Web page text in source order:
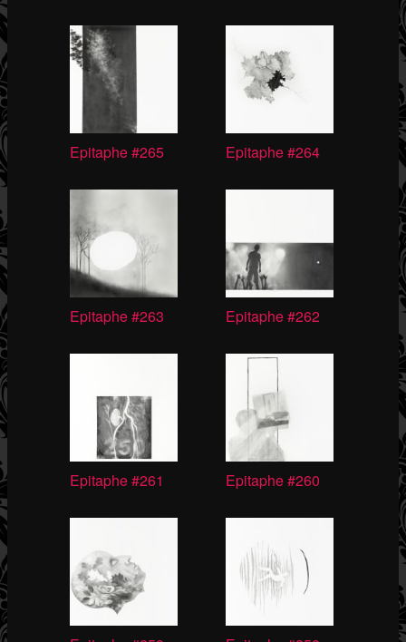
Epitaphe #265 Epitaphe #264
Epitaphe #263 Epitaphe #262
Epitaphe #261 Epitaphe #260